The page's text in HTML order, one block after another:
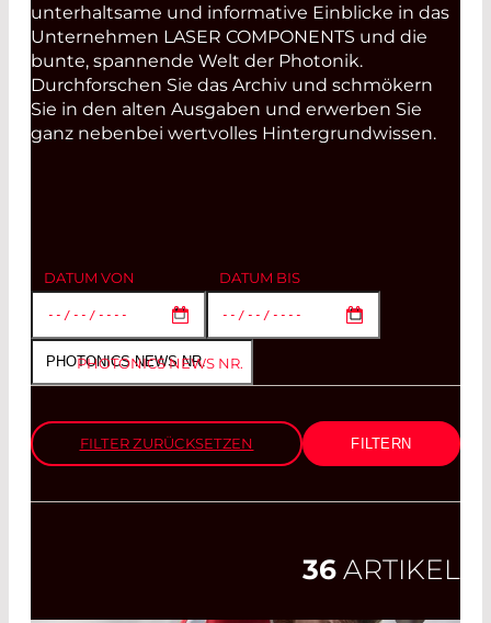
unterhaltsame und informative Einblicke in das
Unternehmen LASER COMPONENTS und die
bunte, spannende Welt der Photonik.
Durchforschen Sie das Archiv und schmökern
Sie in den alten Ausgaben und erwerben Sie
ganz nebenbei wertvolles Hintergrundwissen.
DATUM VON DATUM BIS
PHOTONICS NEWS NR.
FILTER ZURÜCKSETZEN
36 ARTIKEL